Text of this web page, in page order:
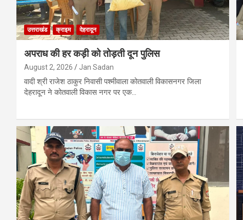
उत्तराखंड क्राइम देहरादून
अपराध की हर कड़ी को तोड़ती दून पुलिस
August 2, 2026 Jan Sadan
वादी श्री राजेश ठाकुर निवासी पश्मीवाला कोतवाली विकासनगर जिला
देहरादून ने कोतवाली विकास नगर पर एक…